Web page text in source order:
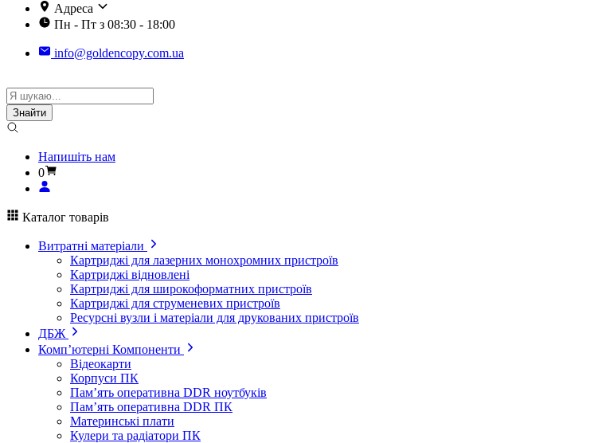
Адреса
Пн - Пт з 08:30 - 18:00
info@goldencopy.com.ua
Пошук
товарів
Знайти
Напишіть нам
0
Каталог товарів
Витратні матеріали
Картриджі для лазерних монохромних пристроїв
Картриджі відновлені
Картриджі для широкоформатних пристроїв
Картриджі для струменевих пристроїв
Ресурсні вузли і матеріали для друкованих пристроїв
ДБЖ
Комп’ютерні Компоненти
Відеокарти
Корпуси ПК
Пам’ять оперативна DDR ноутбуків
Пам’ять оперативна DDR ПК
Материнські плати
Кулери та радіатори ПК